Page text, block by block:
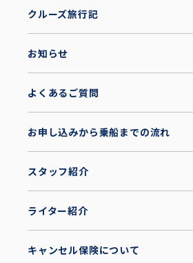
クルーズ旅行記
お知らせ
よくあるご質問
お申し込みから乗船までの流れ
スタッフ紹介
ライター紹介
キャンセル保険について